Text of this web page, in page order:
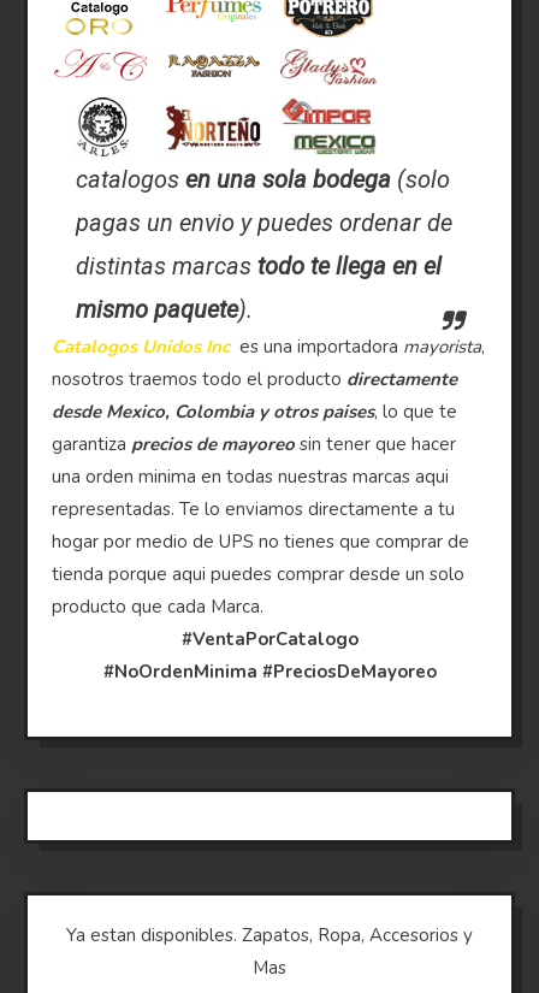
catalogosen una sola bodega (solo
pagas un envio y puedes ordenar de
distintas marcas todo te llega en el
mismo paquete).
Catalogos Unidos Inc es una importadora mayorista,
nosotros traemos todo el producto directamente
desde Mexico, Colombia y otros paises, lo que te
garantiza precios de mayoreo sin tener que hacer
una orden minima en todas nuestras marcas aqui
representadas. Te lo enviamos directamente a tu
hogar por medio de UPS no tienes que comprar de
tienda porque aqui puedes comprar desde un solo
producto que cada Marca.
#VentaPorCatalogo
#NoOrdenMinima #PreciosDeMayoreo
Ya estan disponibles. Zapatos, Ropa, Accesorios y
Mas